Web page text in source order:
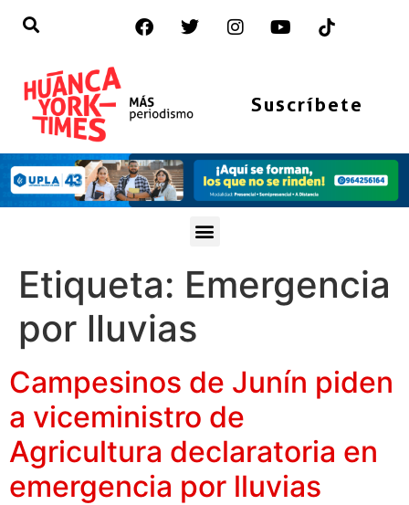
Suscríbete
Etiqueta: Emergencia
por lluvias
Campesinos de Junín piden
a viceministro de
Agricultura declaratoria en
emergencia por lluvias